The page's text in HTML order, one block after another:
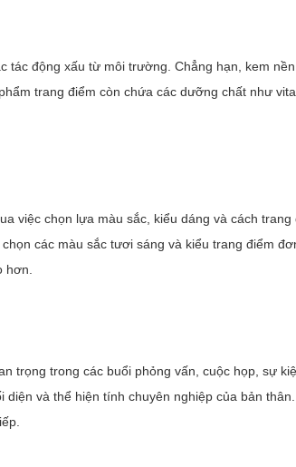
tác động xấu từ môi trường. Chẳng hạn, kem
trang điểm còn chứa các dưỡng chất như
việc chọn lựa màu sắc, kiểu dáng và cách
các màu sắc tươi sáng và kiểu trang điểm
hơn.
trọng trong các buổi phỏng vấn, cuộc họp, sự
và thể hiện tính chuyên nghiệp của bản